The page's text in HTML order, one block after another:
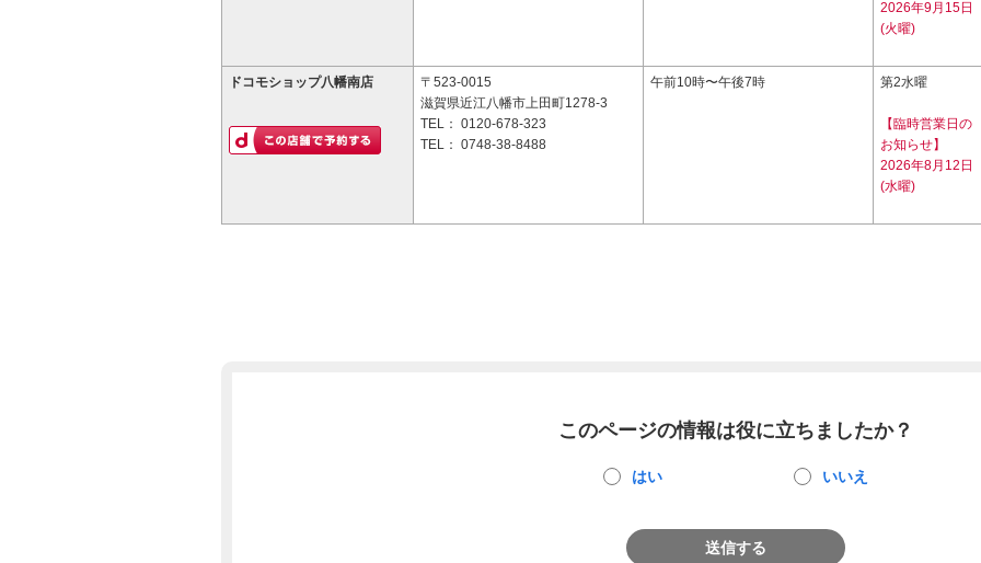
2026年9月15日
(火曜)
ドコモショップ八幡南店
〒523-0015
滋賀県近江八幡市上田町1278-3
TEL： 0120-678-323
TEL： 0748-38-8488
午前10時〜午後7時 第2水曜
【臨時営業日の
お知らせ】
2026年8月12日
(水曜)
このページの情報は役に立ちましたか？
はい いいえ
送信する